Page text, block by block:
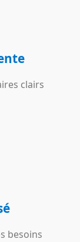
clairs
besoins